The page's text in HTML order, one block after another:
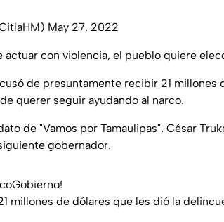
May 27, 2022
actuar con violencia, el pueblo quiere
de presuntamente recibir 21 millones
querer seguir ayudando al narco.
de "Vamos por Tamaulipas", César
gobernador.
!
millones de dólares que les dió la